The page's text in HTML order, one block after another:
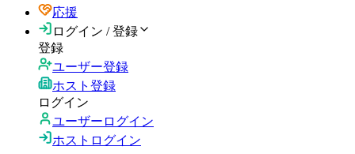
応援
ログイン / 登録
登録
ユーザー登録
ホスト登録
ログイン
ユーザーログイン
ホストログイン